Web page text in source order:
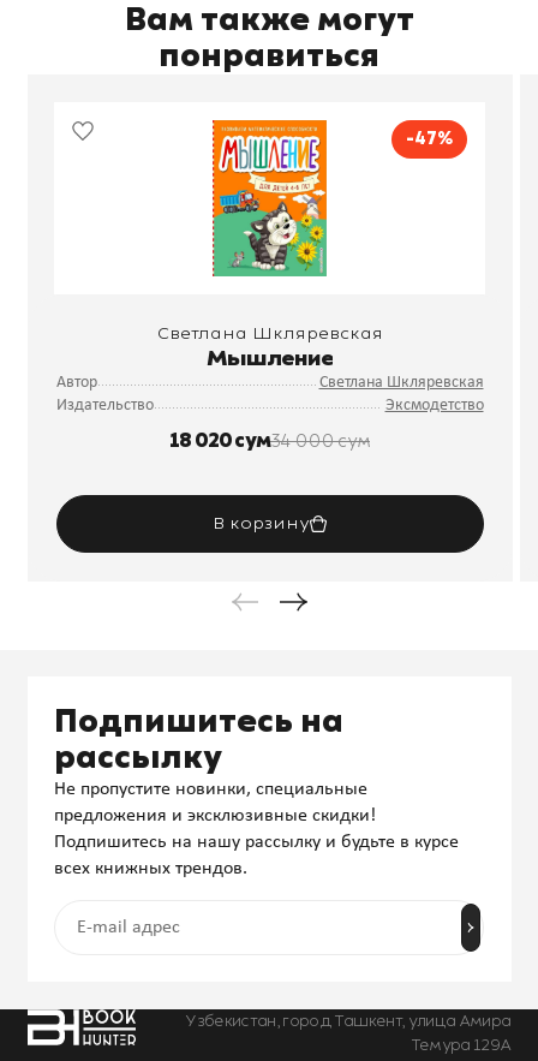
Вам также могут
понравиться
-47%
Светлана Шкляревская
Мышление
Автор
Светлана Шкляревская
Издательство
Эксмодетство
18 020 сум34 000 сум
В корзину
Узбекистан, город Ташкент, улица Амира
Темура 129А
Подпишитесь на
рассылку
Не пропустите новинки, специальные
предложения и эксклюзивные скидки!
Подпишитесь на нашу рассылку и будьте в курсе
всех книжных трендов.